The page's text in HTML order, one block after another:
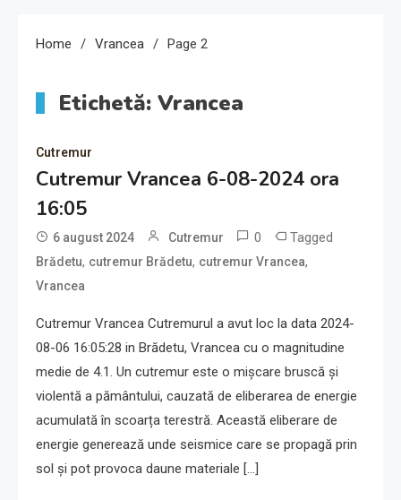
Home Vrancea Page 2
Etichetă: Vrancea
Cutremur
Cutremur Vrancea 6-08-2024 ora
16:05
6 august 2024 Cutremur 0 Tagged
Brădetu, cutremur Brădetu, cutremur Vrancea,
Vrancea
Cutremur Vrancea Cutremurul a avut loc la data 2024-
08-06 16:05:28 in Brădetu, Vrancea cu o magnitudine
medie de 4.1. Un cutremur este o mișcare bruscă și
violentă a pământului, cauzată de eliberarea de energie
acumulată în scoarța terestră. Această eliberare de
energie generează unde seismice care se propagă prin
sol și pot provoca daune materiale […]